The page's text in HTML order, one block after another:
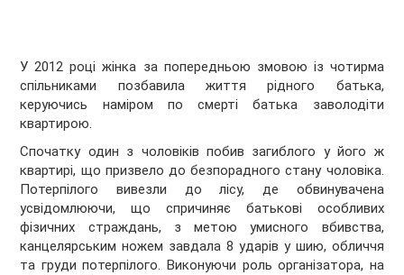
У 2012 році жінка за попередньою змовою із чотирма
спільниками позбавила життя рідного батька,
керуючись наміром по смерті батька заволодіти
квартирою.
Спочатку один з чоловіків побив загиблого у його ж
квартирі, що призвело до безпорадного стану чоловіка.
Потерпілого вивезли до лісу, де обвинувачена
усвідомлюючи, що спричиняє батькові особливих
фізичних страждань, з метою умисного вбивства,
канцелярським ножем завдала 8 ударів у шию, обличчя
та груди потерпілого. Виконуючи роль організатора, на